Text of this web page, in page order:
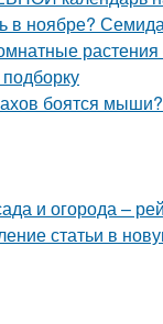
в ноябре?
боятся мыши?
и огорода –
статьи в